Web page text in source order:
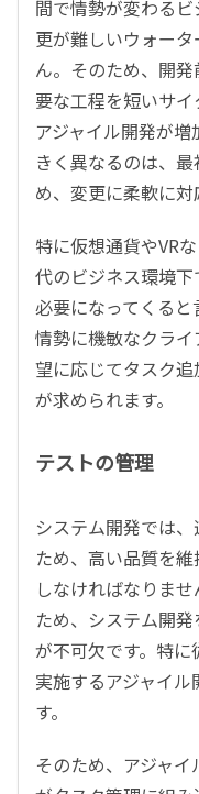
間で情勢が変わる
更が難しいウォー
ん。そのため、開
要な工程を短いサ
アジャイル開発が
きく異なるのは、
め、変更に柔軟に対
特に仮想通貨やVR
代のビジネス環境
必要になってくる
情勢に機敏なクラ
望に応じてタスク
が求められます。
テストの管理
システム開発では
ため、高い品質を
しなければなりま
ため、システム開
が不可欠です。特
実施するアジャイ
す。
そのため、アジャ